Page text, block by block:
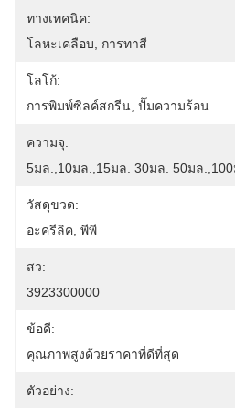
ทางเทคนิค:
โลหะเคลือบ, การทาสี
โลโก้:
การพิมพ์ซิลค์สกรีน, ปั๊มความร้อน
ความจุ:
5มล.,10มล.,15มล. 30มล. 50มล.,100
วัสดุขวด:
อะครีลิค, พีพี
สว:
3923300000
ข้อดี:
คุณภาพสูงด้วยราคาที่ดีที่สุด
ตัวอย่าง: